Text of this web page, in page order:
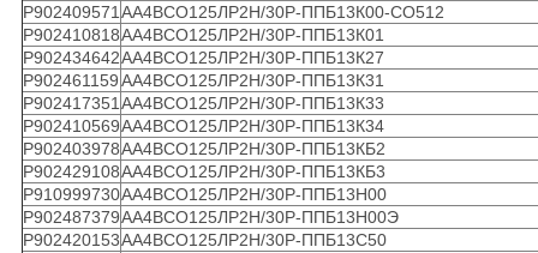
Р902409571 АА4ВСО125ЛР2Н/30Р-ППБ13К00-СО512
Р902410818АА4ВСО125ЛР2Н/30Р-ППБ13К01
Р902434642АА4ВСО125ЛР2Н/30Р-ППБ13К27
Р902461159АА4ВСО125ЛР2Н/30Р-ППБ13К31
Р902417351 АА4ВСО125ЛР2Н/30Р-ППБ13К33
Р902410569АА4ВСО125ЛР2Н/30Р-ППБ13К34
Р902403978АА4ВСО125ЛР2Н/30Р-ППБ13КБ2
Р902429108АА4ВСО125ЛР2Н/30Р-ППБ13КБ3
Р910999730АА4ВСО125ЛР2Н/30Р-ППБ13Н00
Р902487379АА4ВСО125ЛР2Н/30Р-ППБ13Н00Э
Р902420153АА4ВСО125ЛР2Н/30Р-ППБ13С50